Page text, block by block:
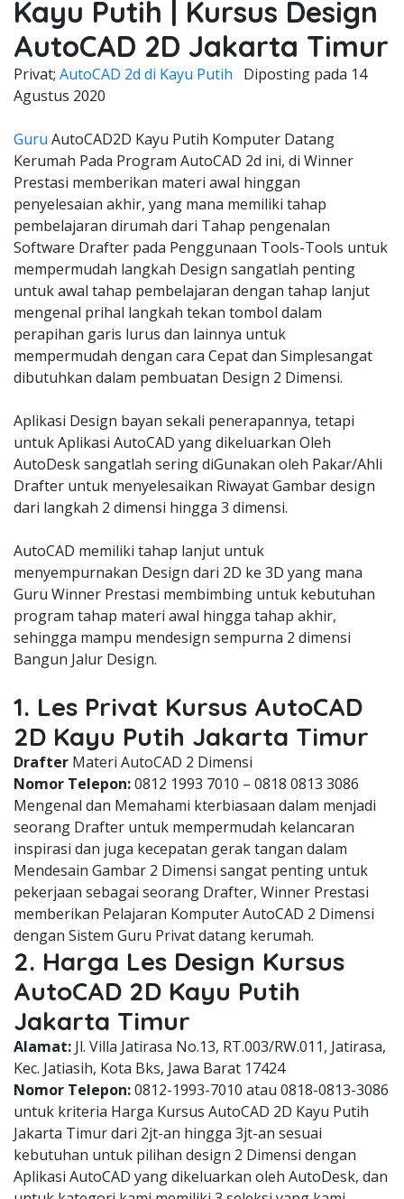
Kayu Putih | Kursus Design
AutoCAD 2D Jakarta Timur
Privat; AutoCAD 2d di Kayu Putih Diposting pada 14
Agustus 2020
Guru AutoCAD2D Kayu Putih Komputer Datang
Kerumah Pada Program AutoCAD 2d ini, di Winner
Prestasi memberikan materi awal hinggan
penyelesaian akhir, yang mana memiliki tahap
pembelajaran dirumah dari Tahap pengenalan
Software Drafter pada Penggunaan Tools-Tools untuk
mempermudah langkah Design sangatlah penting
untuk awal tahap pembelajaran dengan tahap lanjut
mengenal prihal langkah tekan tombol dalam
perapihan garis lurus dan lainnya untuk
mempermudah dengan cara Cepat dan Simplesangat
dibutuhkan dalam pembuatan Design 2 Dimensi.
Aplikasi Design bayan sekali penerapannya, tetapi
untuk Aplikasi AutoCAD yang dikeluarkan Oleh
AutoDesk sangatlah sering diGunakan oleh Pakar/Ahli
Drafter untuk menyelesaikan Riwayat Gambar design
dari langkah 2 dimensi hingga 3 dimensi.
AutoCAD memiliki tahap lanjut untuk
menyempurnakan Design dari 2D ke 3D yang mana
Guru Winner Prestasi membimbing untuk kebutuhan
program tahap materi awal hingga tahap akhir,
sehingga mampu mendesign sempurna 2 dimensi
Bangun Jalur Design.
1. Les Privat Kursus AutoCAD
2D Kayu Putih Jakarta Timur
Drafter Materi AutoCAD 2 Dimensi
Nomor Telepon:0812 1993 7010 – 0818 0813 3086
Mengenal dan Memahami kterbiasaan dalam menjadi
seorang Drafter untuk mempermudah kelancaran
inspirasi dan juga kecepatan gerak tangan dalam
Mendesain Gambar 2 Dimensi sangat penting untuk
pekerjaan sebagai seorang Drafter, Winner Prestasi
memberikan Pelajaran Komputer AutoCAD 2 Dimensi
dengan Sistem Guru Privat datang kerumah.
2. Harga Les Design Kursus
AutoCAD 2D Kayu Putih
Jakarta Timur
Alamat: Jl. Villa Jatirasa No.13, RT.003/RW.011, Jatirasa,
Kec. Jatiasih, Kota Bks, Jawa Barat 17424
Nomor Telepon:0812-1993-7010 atau 0818-0813-3086
untuk kriteria Harga Kursus AutoCAD 2D Kayu Putih
Jakarta Timur dari 2jt-an hingga 3jt-an sesuai
kebutuhan untuk pilihan design 2 Dimensi dengan
Aplikasi AutoCAD yang dikeluarkan oleh AutoDesk, dan